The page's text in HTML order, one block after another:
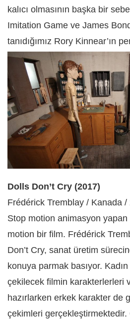
kalıcı olmasının başka bir
Imitation Game ve James
tanıdığımız Rory Kinnear’ın
Dolls Don’t Cry (2017)
Frédérick Tremblay / Kanada /
Stop motion animasyon
motion bir film. Frédérick
Don’t Cry, sanat üretim
konuya parmak basıyor.
çekilecek filmin karakterlerleri
hazırlarken erkek karakter de
çekimleri gerçekleştirmektedir.